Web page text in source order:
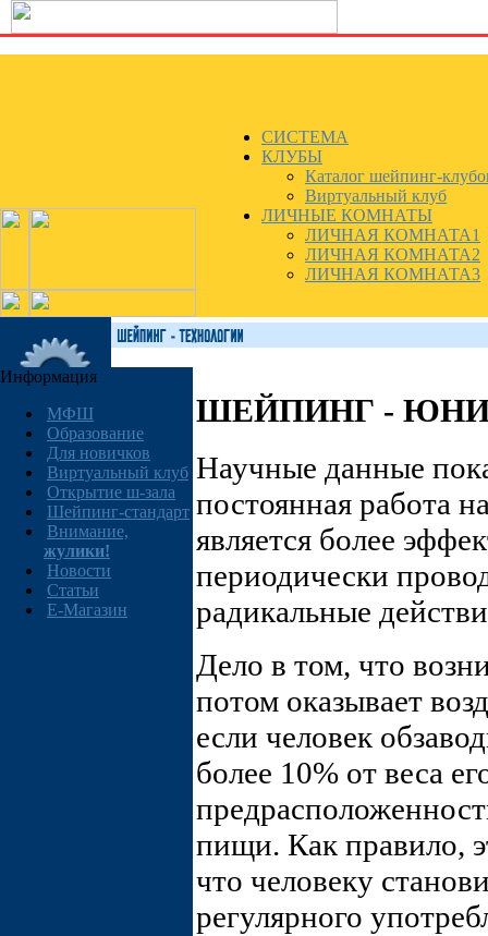
СИСТЕМА
КЛУБЫ
Каталог шейпинг-
Виртуальный клуб
ЛИЧНЫЕ КОМНАТЫ
ЛИЧНАЯ КОМНАТА1
ЛИЧНАЯ КОМНАТА2
ЛИЧНАЯ КОМНАТА3
Информация
МФШ
Образование
Для новичков
Виртуальный клуб
Открытие ш-зала
Шейпинг-стандарт
Внимание,
жулики!
Новости
Статьи
E-Магазин
ШЕЙПИНГ -
Научные данные
постоянная работа
является более
периодически
радикальные
Дело в том, что
потом оказывает
если человек
более 10% от веса
пищи. Как правило,
что человеку
регулярного